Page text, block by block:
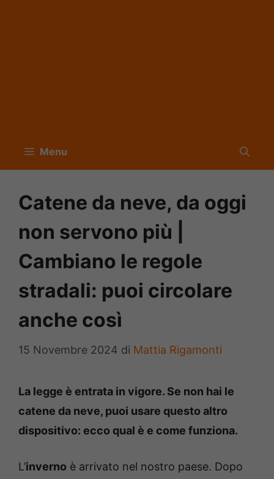
Menu
Catene da neve, da oggi
non servono più |
Cambiano le regole
stradali: puoi circolare
anche così
15 Novembre 2024 di Mattia Rigamonti
La legge è entrata in vigore. Se non hai le
catene da neve, puoi usare questo altro
dispositivo: ecco qual è e come funziona.
L’inverno è arrivato nel nostro paese. Dopo